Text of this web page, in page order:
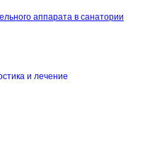
аппарата в санатории